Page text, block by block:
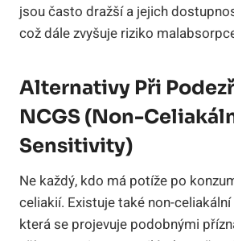
jsou často dražší a jejich
což dále zvyšuje riziko
Alternativy Při
NCGS (non-
Sensitivity)
Ne každý, kdo má potíže po
celiakií. Existuje také non-
která se projevuje podobnými